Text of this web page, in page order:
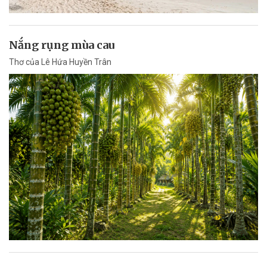
Nắng rụng mùa cau
Thơ của Lê Hứa Huyền Trân